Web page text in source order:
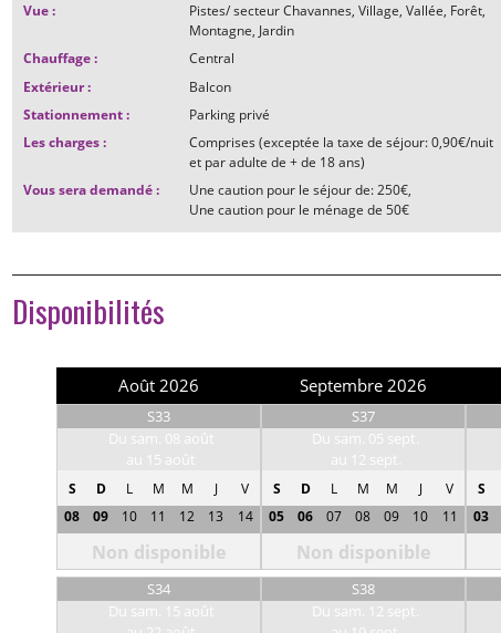
Vue: Pistes/ secteur Chavannes Village Vallée Forêt
Montagne Jardin
Chauffage:
Central
Extérieur:
Balcon
Stationnement:
Parking privé
Les charges:
Comprises (exceptée la taxe de séjour: 0,90€/nuit
et par adulte de + de 18 ans)
Vous sera demandé: Une caution pour le séjour de:250€
Une caution pour le ménage de 50€
Disponibilités
Août 2026
S33
Du sam. 08 août
au 15 août
S D L M M J
V
08
09 10 11 12 13 14
Non disponible
S34
Du sam. 15 août
Septembre 2026
S37
Du sam. 05 sept.
au 12 sept.
S D L M M J
V
05
06 07 08 09 10 11
Non disponible
S38
Du sam. 12 sept.
S
03